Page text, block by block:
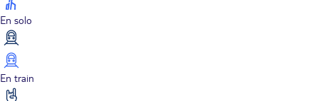
En solo
En train